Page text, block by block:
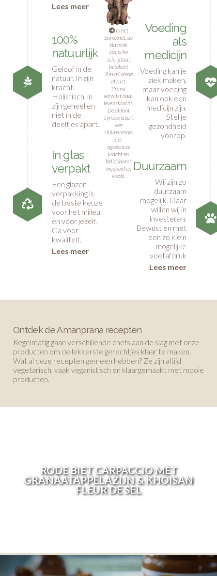
Lees meer
100%
natuurlijk
Geloof in de
natuur. In zijn
kracht.
Holistisch, in
zijn geheel en
niet in de
deeltjes apart.
In glas
verpakt
Een glazen
verpakking is
de beste keuze
voor het milieu
én voor jezelf.
Ga voor
kwaliteit.
Lees meer
In het
Sanskriet, de
klassiek
Indische
schrijftaal,
betekent
‘Aman’ vrede
of rust.
‘Prana’
verwijst naar
levenskracht.
De olifant
symboliseert
een
sluimerende,
niet-
agressieve
kracht en
belichaamt
wijsheid en
vrede.
Voeding
als
medicijn
Voeding kan je
ziek maken,
maar voeding
kan ook een
medicijn zijn.
Stel je
gezondheid
voorop.
Duurzaam
Wij zijn zo
duurzaam
mogelijk. Daar
willen wij in
investeren.
Bewust en met
een zo klein
mogelijke
voetafdruk
Lees meer
Ontdek de Amanprana recepten
Regelmatig gaan verschillende chefs aan de slag met onze
producten om de lekkerste gerechtjes klaar te maken.
Wat al deze recepten gemeen hebben? Ze zijn altijd
vegetarisch, vaak veganistisch en klaargemaakt met mooie
producten.
RODE BIET CARPACCIO MET
GRANAATAPPELAZIJN & KHOISAN
FLEUR DE SEL